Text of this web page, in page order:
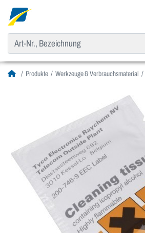
Produkte Werkzeuge & Verbrauchsmaterial